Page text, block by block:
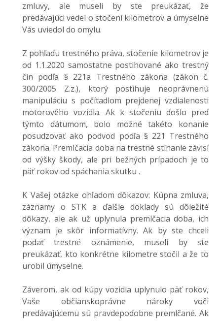
zmluvy, ale museli by ste preukázať, že
predávajúci vedel o stočení kilometrov a úmyselne
Vás uviedol do omylu.
Z pohľadu trestného práva, stočenie kilometrov je
od 1.1.2020 samostatne postihované ako trestný
čin podľa § 221a Trestného zákona (zákon č.
300/2005 Z.z.), ktorý postihuje neoprávnenú
manipuláciu s počítadlom prejdenej vzdialenosti
motorového vozidla. Ak k stočeniu došlo pred
týmto dátumom, bolo možné takéto konanie
posudzovať ako podvod podľa § 221 Trestného
zákona. Premlčacia doba na trestné stíhanie závisí
od výšky škody, ale pri bežných prípadoch je to
päť rokov od spáchania skutku .
K Vašej otázke ohľadom dôkazov: Kúpna zmluva,
záznamy o STK a ďalšie doklady sú dôležité
dôkazy, ale ak už uplynula premlčacia doba, ich
význam je skôr informatívny. Ak by ste chceli
podať trestné oznámenie, museli by ste
preukázať, kto konkrétne kilometre stočil a že to
urobil úmyselne.
Záverom, ak od kúpy vozidla uplynulo päť rokov,
Vaše občianskoprávne nároky voči
predávajúcemu sú pravdepodobne premlčané. Ak